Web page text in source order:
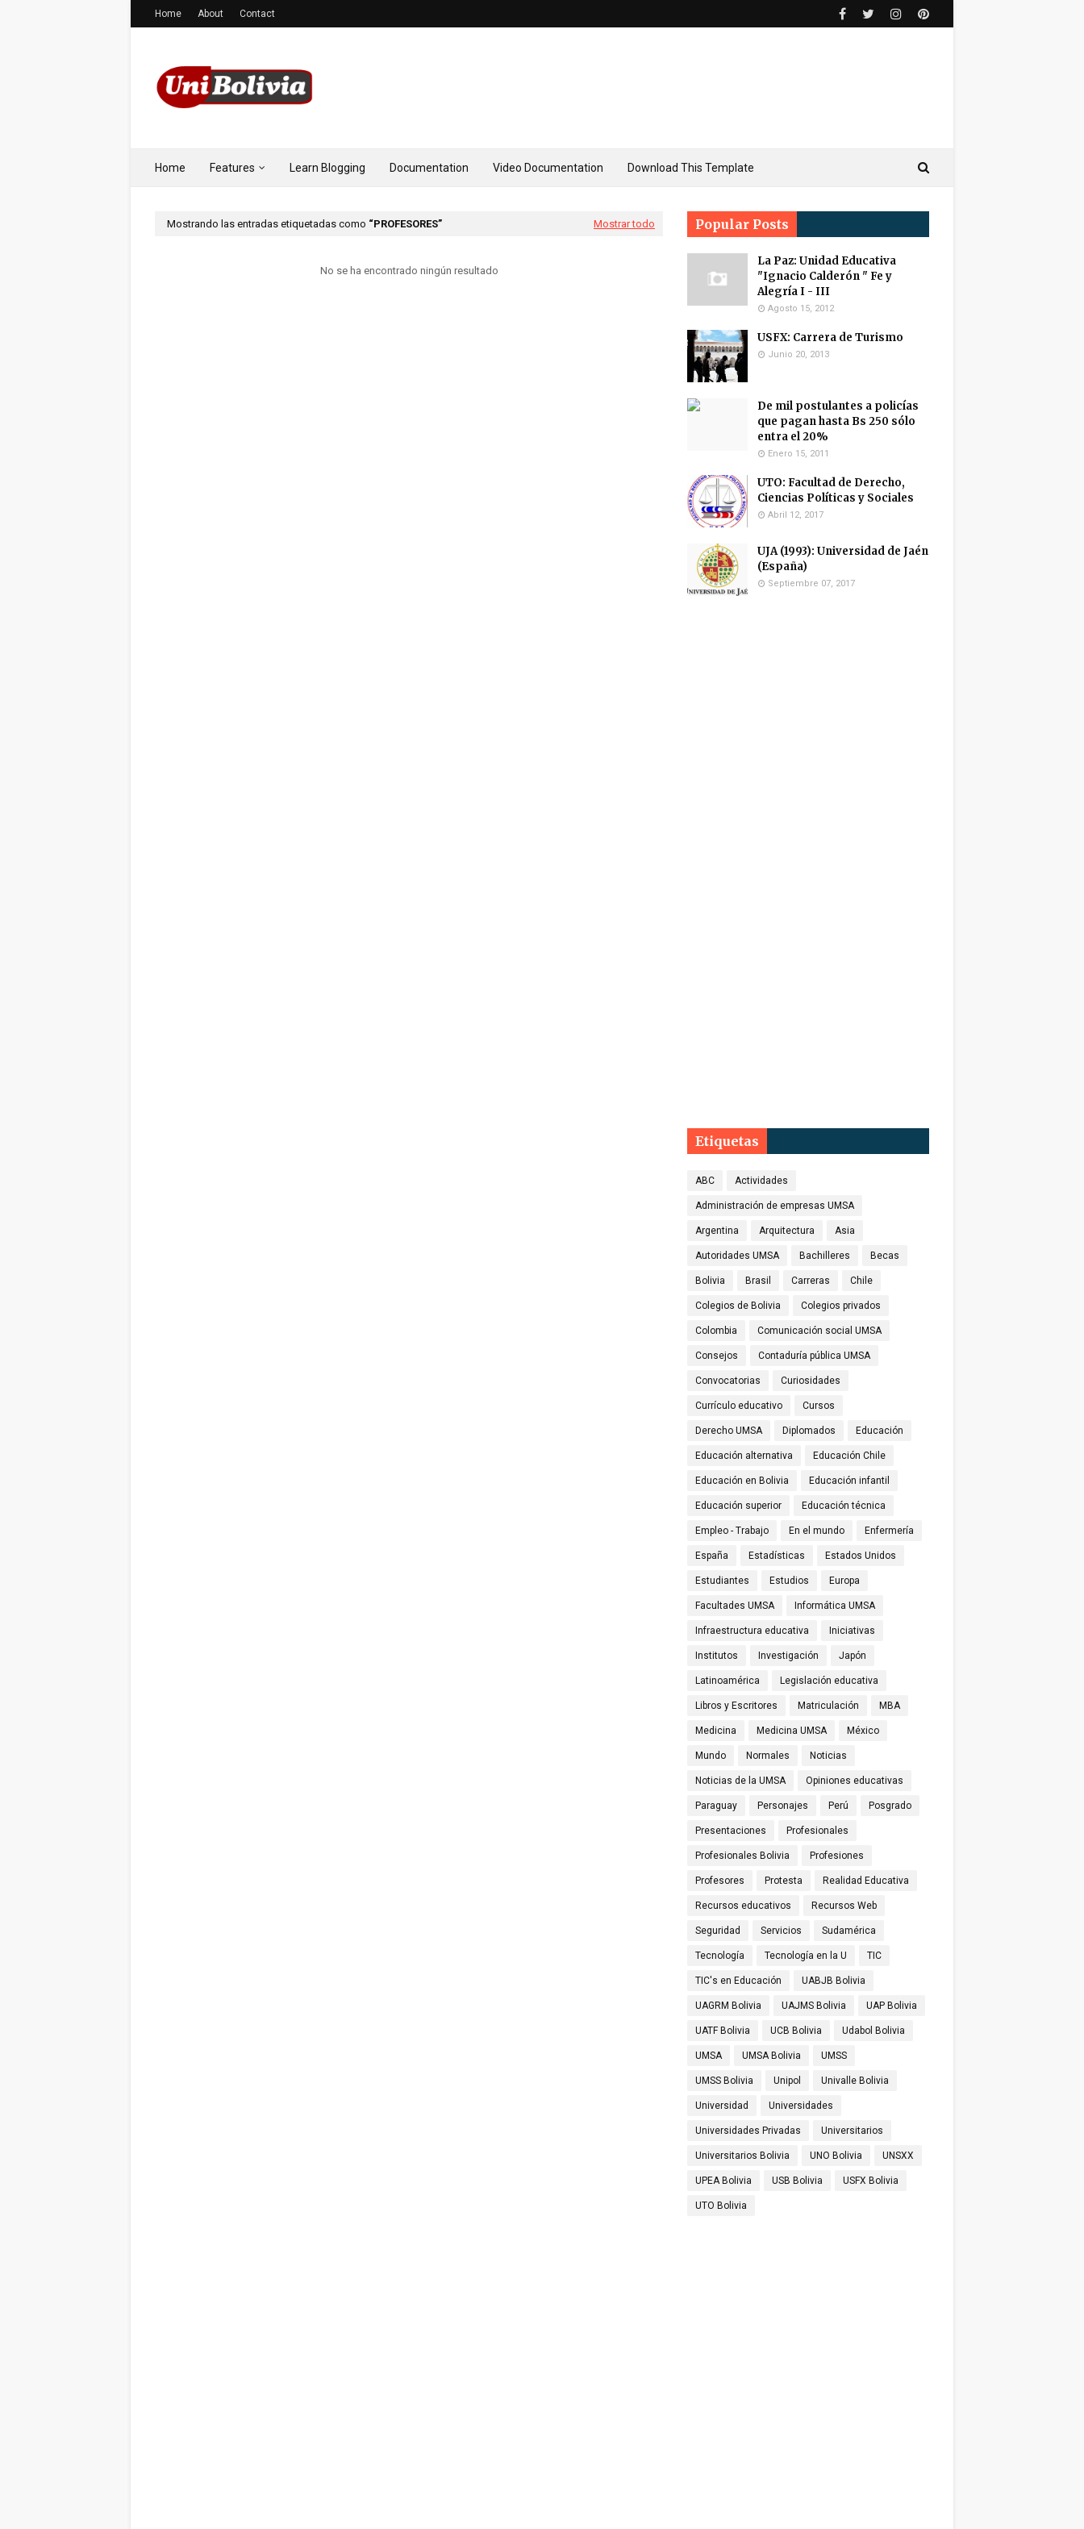
Home About Contact
Home Features Learn Blogging Documentation Video Documentation Download This Template
Mostrando las entradas etiquetadas como PROFESORES Mostrar todo
No se ha encontrado ningún resultado
Popular Posts
La Paz: Unidad Educativa
"Ignacio Calderón " Fe y
Alegría I - III
Agosto 15, 2012
USFX: Carrera de Turismo
Junio 20, 2013
De mil postulantes a policías
que pagan hasta Bs 250 sólo
entra el 20%
Enero 15, 2011
UTO: Facultad de Derecho,
Ciencias Políticas y Sociales
Abril 12, 2017
UJA (1993): Universidad de Jaén
(España)
Septiembre 07, 2017
Etiquetas
ABC Actividades
Administración de empresas UMSA
Argentina Arquitectura Asia
Autoridades UMSA Bachilleres Becas
Bolivia Brasil Carreras Chile
Colegios de Bolivia Colegios privados
Colombia Comunicación social UMSA
Consejos Contaduría pública UMSA
Convocatorias Curiosidades
Currículo educativo Cursos
Derecho UMSA Diplomados Educación
Educación alternativa Educación Chile
Educación en Bolivia Educación infantil
Educación superior Educación técnica
Empleo - Trabajo En el mundo Enfermería
España Estadísticas Estados Unidos
Estudiantes Estudios Europa
Facultades UMSA Informática UMSA
Infraestructura educativa Iniciativas
Institutos Investigación Japón
Latinoamérica Legislación educativa
Libros y Escritores Matriculación MBA
Medicina Medicina UMSA México
Mundo Normales Noticias
Noticias de la UMSA Opiniones educativas
Paraguay Personajes Perú Posgrado
Presentaciones Profesionales
Profesionales Bolivia Profesiones
Profesores Protesta Realidad Educativa
Recursos educativos Recursos Web
Seguridad Servicios Sudamérica
Tecnología Tecnología en la U TIC
TIC's en Educación UABJB Bolivia
UAGRM Bolivia UAJMS Bolivia UAP Bolivia
UATF Bolivia UCB Bolivia Udabol Bolivia
UMSA UMSA Bolivia UMSS
UMSS Bolivia Unipol Univalle Bolivia
Universidad Universidades
Universidades Privadas Universitarios
Universitarios Bolivia UNO Bolivia UNSXX
UPEA Bolivia USB Bolivia USFX Bolivia
UTO Bolivia